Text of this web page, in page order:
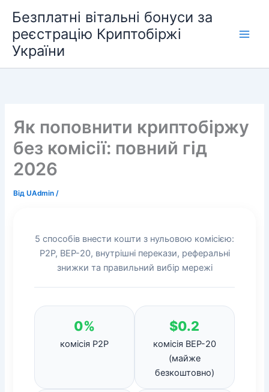
вмісту
Безплатні вітальні бонуси за
реєстрацію Криптобіржі
України
Як поповнити криптобіржу
без комісії: повний гід
2026
ВідUAdmin/
5 способів внести кошти з нульовою комісією:
P2P, BEP-20, внутрішні перекази, реферальні
знижки та правильний вибір мережі
0%
комісія P2P
$0.2
комісія BEP-20
(майже
безкоштовно)